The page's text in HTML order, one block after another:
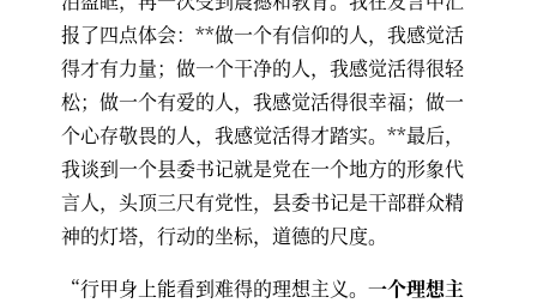
报了四点体会：**做一个有信仰的人，我感觉活
得才有力量；做一个干净的人，我感觉活得很轻
松；做一个有爱的人，我感觉活得很幸福；做一
个心存敬畏的人，我感觉活得才踏实。**最后，
我谈到一个县委书记就是党在一个地方的形象代
言人，头顶三尺有党性，县委书记是干部群众精
神的灯塔，行动的坐标，道德的尺度。
“行甲身上能看到难得的理想主义。 一个理想主